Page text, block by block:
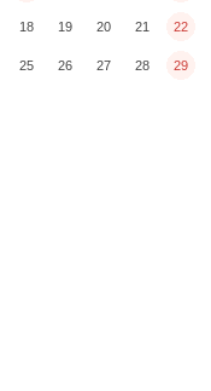
18 19 20 21 22
25 26 27 28 29